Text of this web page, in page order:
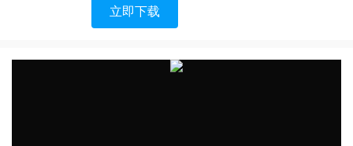
立即下载